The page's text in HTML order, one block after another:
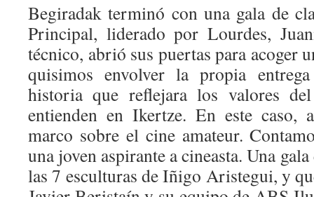
Begiradak terminó con una gala de
Principal, liderado por Lourdes,
técnico, abrió sus puertas para acoger
quisimos envolver la propia
historia que reflejara los valores
entienden en Ikertze. En este caso,
marco sobre el cine amateur.
una joven aspirante a cineasta. Una
las 7 esculturas de Iñigo Aristegui, y